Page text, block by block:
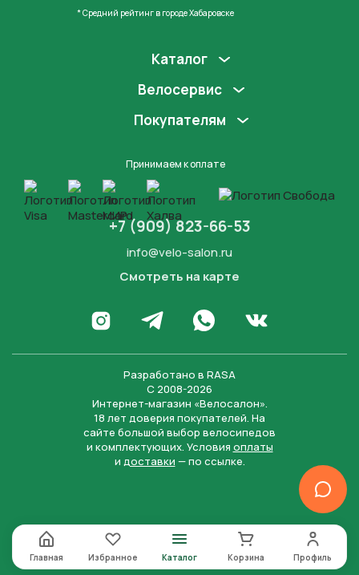
* Средний рейтинг в городе Хабаровске
Каталог
Велосервис
Покупателям
Принимаем к оплате
+7 (909) 823-66-53
info@velo-salon.ru
Смотреть на карте
Перейти в Инстаграм
Написать в Телеграм
Написать в WhatsApp
Перейти во
Разработано в RASA
С 2008-2026
Интернет-магазин «Велосалон».
18 лет доверия покупателей. На
сайте большой выбор велосипедов
и комплектующих. Условия оплаты
и доставки — по ссылке.
Главная Избранное Каталог Корзина Профиль
Нажимая на кнопку “Отправить заявку”, вы даете
согласие на обработку персональных данных и
соглашаетесь с политикой конфиденциальности